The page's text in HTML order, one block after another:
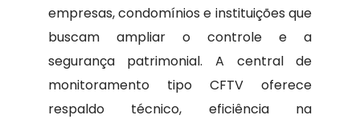
empresas, condomínios e instituições que
buscam ampliar o controle e a
segurança patrimonial. A central de
monitoramento tipo CFTV oferece
respaldo técnico, eficiência na